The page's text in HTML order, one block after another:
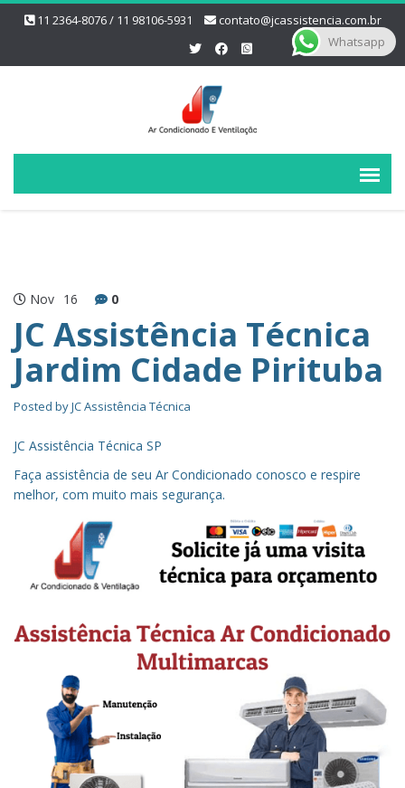
11 2364-8076 / 11 98106-5931 contato@jcassistencia.com.br
Nov 16 0
JC Assistência Técnica
Jardim Cidade Pirituba
Posted byJC Assistência Técnica
JC Assistência Técnica SP
Faça assistência de seu Ar Condicionado conosco e respire
melhor, com muito mais segurança.
Whatsapp